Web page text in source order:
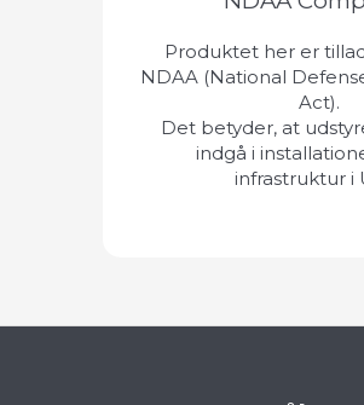
Produktet her er
NDAA (National
Act).
Det betyder, at
indgå i
infrastruktur i